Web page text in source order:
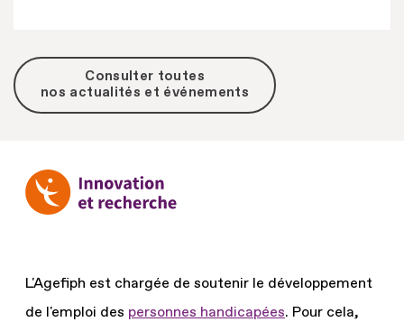
Consulter toutes
nos actualités et événements
L'Agefiph est chargée de soutenir le développement
de l'emploi des personnes handicapées. Pour cela,